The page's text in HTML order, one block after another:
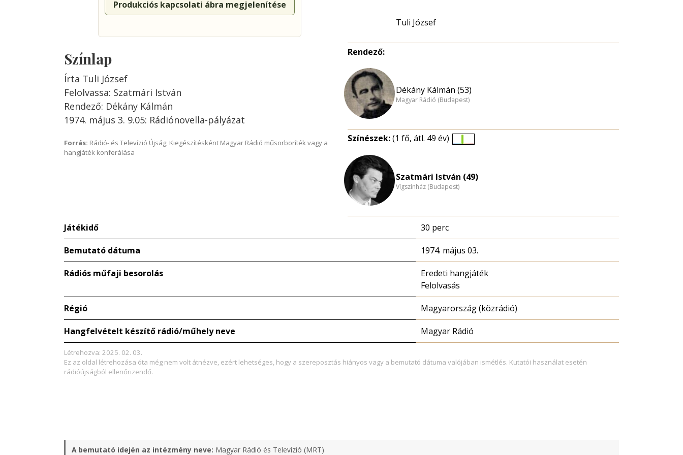
Produkciós kapcsolati ábra megjelenítése
Színlap
Írta Tuli József
Felolvassa: Szatmári István
Rendező: Dékány Kálmán
1974. május 3. 9.05: Rádiónovella-pályázat
Forrás: Rádió- és Televízió Újság; Kiegészítésként Magyar Rádió műsorboríték vagy a
hangjáték konferálása
Tuli József
Rendező:
Dékány Kálmán (53)
Magyar Rádió (Budapest)
Színészek:(1 fő, átl. 49 év)
nagyítása
Szatmári István (49)
Vígszínház (Budapest)
Játékidő 30 perc
Bemutató dátuma 1974. május 03.
Rádiós műfaji besorolás
Eredeti hangjáték
Felolvasás
Régió Magyarország (közrádió)
Hangfelvételt készítő rádió/műhely neve Magyar Rádió
Létrehozva: 2025. 02. 03.
Ez az oldal létrehozása óta még nem volt átnézve, ezért lehetséges, hogy a szereposztás hiányos vagy a bemutató dátuma valójában ismétlés. Kutatói használat esetén
rádióújságból ellenőrizendő.
A bemutató idején az intézmény neve: Magyar Rádió és Televízió (MRT)